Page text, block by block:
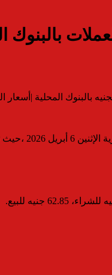
المصرية
سعر صرف الريال السعودى نحو